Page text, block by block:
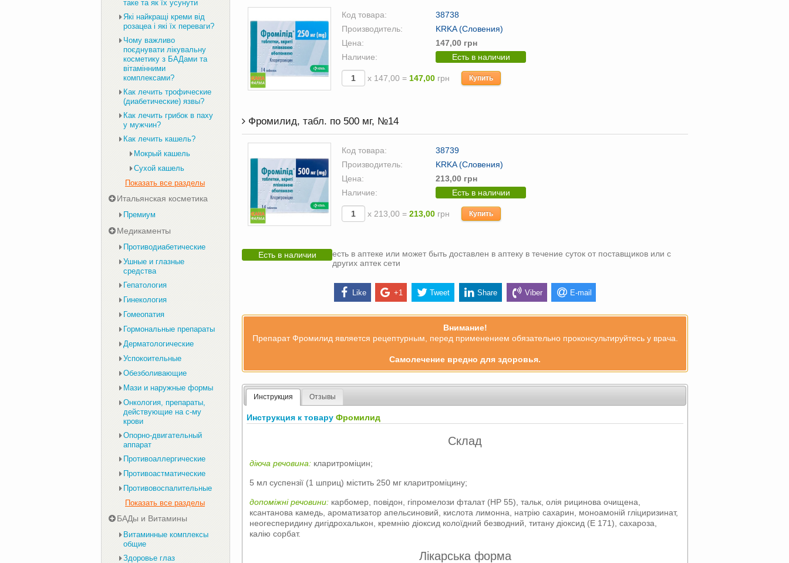
Код товара:
38738
Производитель:
KRKA (Словения)
Цена:
147,00 грн
Наличие:
Есть в наличии
х 147,00 = 147,00 грн Купить
Фромилид, табл. по 500 мг, №14
Код товара:
38739
Производитель:
KRKA (Словения)
Цена:
213,00 грн
Наличие:
Есть в наличии
х 213,00 = 213,00 грн Купить
Есть в наличии
есть в аптеке или может быть доставлен в аптеку в течение суток от поставщиков или с
других аптек сети
Like +1 Tweet Share Viber E-mail
Внимание!
Препарат Фромилид является рецептурным, перед применением обязательно проконсультируйтесь у врача.
Самолечение вредно для здоровья.
Инструкция Отзывы
Инструкция к товаруФромилид
Склад
діюча речовина: кларитроміцин;
5 мл суспензії (1 шприц) містить 250 мг кларитроміцину;
допоміжні речовини: карбомер, повідон, гіпромелози фталат (НР 55), тальк, олія рицинова очищена,
ксантанова камедь, ароматизатор апельсиновий, кислота лимонна, натрію сахарин, моноамоній гліциризинат,
неогесперидину дигідрохалькон, кремнію діоксид колоїдний безводний, титану діоксид (E 171), сахароза,
калію сорбат.
Лікарська форма
таке та як їх усунути
Які найкращі креми від
розацеа і які їх переваги?
Чому важливо
поєднувати лікувальну
косметику з БАДами та
вітамінними
комплексами?
Как лечить трофические
(диабетические) язвы?
Как лечить грибок в паху
у мужчин?
Как лечить кашель?
Мокрый кашель
Сухой кашель
Показать все разделы
Итальянская косметика
Премиум
Медикаменты
Противодиабетические
Ушные и глазные
средства
Гепатология
Гинекология
Гомеопатия
Гормональные препараты
Дерматологические
Успокоительные
Обезболивающие
Мази и наружные формы
Онкология, препараты,
действующие на с-му
крови
Опорно-двигательный
аппарат
Противоаллергические
Противоастматические
Противовоспалительные
Показать все разделы
БАДы и Витамины
Витаминные комплексы
общие
Здоровье глаз